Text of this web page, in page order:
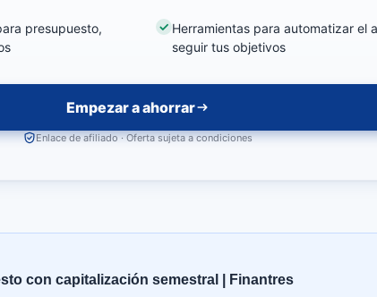
presupuesto,
Herramientas para automatizar el
seguir tus objetivos
Empezar a ahorrar
Enlace de afiliado · Oferta sujeta a condiciones
con capitalización semestral | Finantres